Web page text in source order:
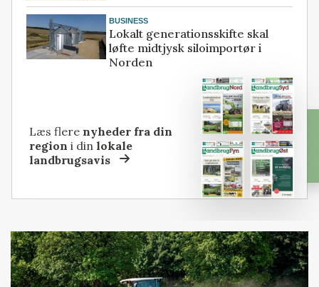
BUSINESS
Lokalt generationsskifte skal
løfte midtjysk siloimportør i
Norden
Læs flere nyheder fra din
region i dinlokale
landbrugsavis